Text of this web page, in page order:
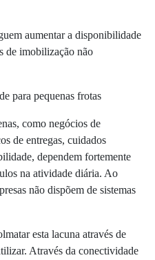
aumentar a disponibilidade
de imobilização não
para pequenas frotas
como negócios de
de entregas, cuidados
dependem fortemente
na atividade diária. Ao
não dispõem de sistemas
esta lacuna através de
Através da conectividade